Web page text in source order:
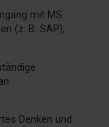
mit MS
(z. B. SAP),
Denken und